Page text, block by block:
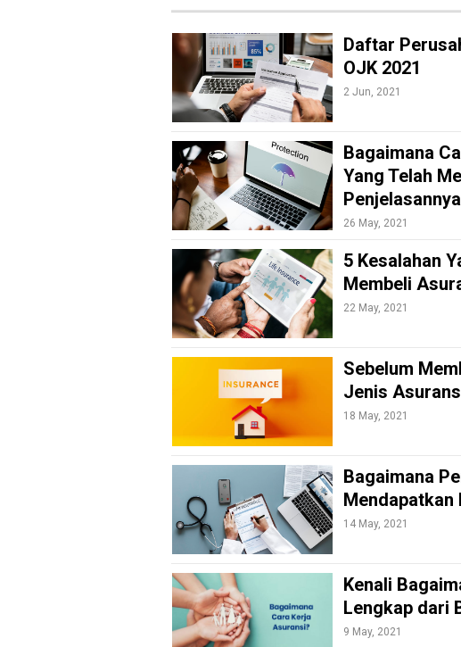
Daftar
OJK 2021
2 Jun, 2021
Bagaimana
Yang Telah
Penjelasannya
26 May, 2021
5 Kesalahan
Membeli
22 May, 2021
Sebelum
Jenis
18 May, 2021
Bagaimana
Mendapatkan
14 May, 2021
Kenali
Lengkap dari
9 May, 2021